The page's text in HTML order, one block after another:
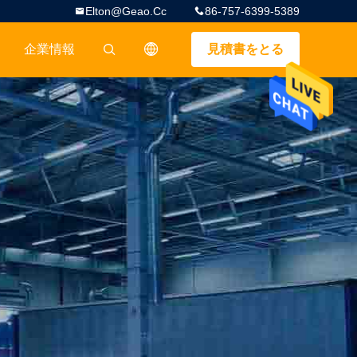
86-757-6399-5389
Elton@geao.cc
見積書をとる
描述
企業情報